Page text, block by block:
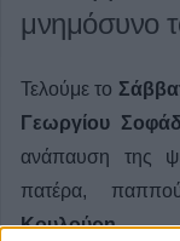
μνημόσυνο
Τελούμε το
Γεωργίου
ανάπαυση της
πατέρα,
Κουλούρη.